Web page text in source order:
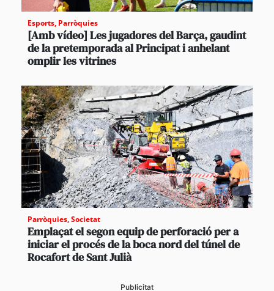
Esports, Parròquies
[Amb vídeo] Les jugadores del Barça, gaudint
de la pretemporada al Principat i anhelant
omplir les vitrines
Parròquies,Societat
Emplaçat el segon equip de perforació per a
iniciar el procés de la boca nord del túnel de
Rocafort de Sant Julià
Publicitat